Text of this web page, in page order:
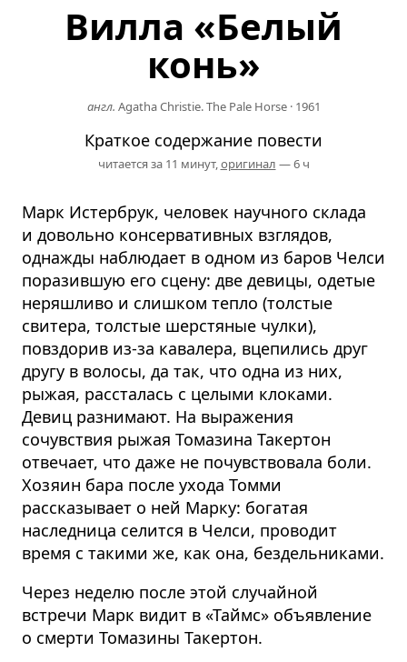
Вилла «Белый
конь»
англ. Agatha Christie. The Pale Horse· 1961
Краткое содержание повести
читается за 11 минут,оригинал — 6 ч
Марк Истербрук, человек научного склада
и довольно консервативных взглядов,
однажды наблюдает в одном из баров Челси
поразившую его сцену: две девицы, одетые
неряшливо и слишком тепло (толстые
свитера, толстые шерстяные чулки),
повздорив из-за кавалера, вцепились друг
другу в волосы, да так, что одна из них,
рыжая, рассталась с целыми клоками.
Девиц разнимают. На выражения
сочувствия рыжая Томазина Такертон
отвечает, что даже не почувствовала боли.
Хозяин бара после ухода Томми
рассказывает о ней Марку: богатая
наследница селится в Челси, проводит
время с такими же, как она, бездельниками.
Через неделю после этой случайной
встречи Марк видит в «Таймc» объявление
о смерти Томазины Такертон.